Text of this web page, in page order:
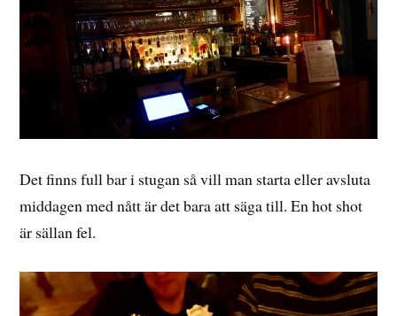
Det finns full bar i stugan så vill man starta eller avsluta
middagen med nått är det bara att säga till. En hot shot
är sällan fel.